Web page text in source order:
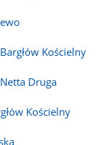
Kościelny
Druga
Kościelny